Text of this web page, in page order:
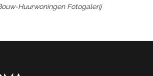
HuurwoningenFotogalerij